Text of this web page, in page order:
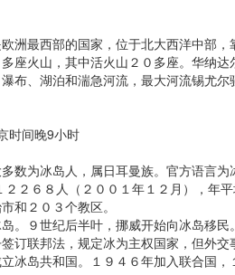
最西部的国家，位于北大西洋中部，
座火山，其中活火山２０多座。华纳
布、湖泊和湍急河流，最大河流锡尤
时间晚9小时
为冰岛人，属日耳曼族。官方语言为
６８人（２００１年１２月），年
２０３个教区。
９世纪后半叶，挪威开始向冰岛移民
订联邦法，规定冰为主权国家，但外
冰岛共和国。１９４６年加入联合国，